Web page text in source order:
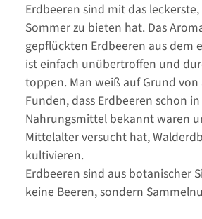
Erdbeeren sind mit das
Sommer zu bieten hat. Das
gepflückten Erdbeeren aus dem
ist einfach unübertroffen und
toppen. Man weiß auf Grund
Funden, dass Erdbeeren schon
Nahrungsmittel bekannt waren
Mittelalter versucht hat,
kultivieren.
Erdbeeren sind aus botanischer
keine Beeren, sondern